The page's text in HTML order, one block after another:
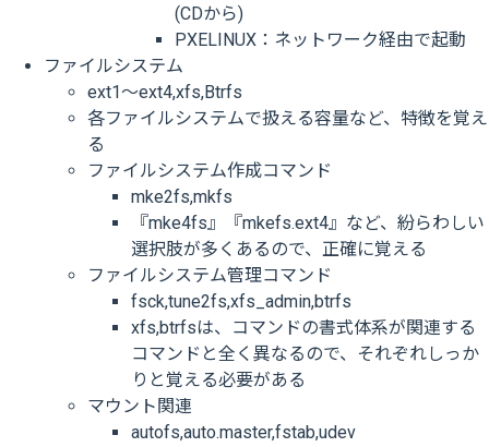
(CDから)
PXELINUX：ネットワーク経由で起動
ファイルシステム
ext1～ext4,xfs,Btrfs
各ファイルシステムで扱える容量など、特徴を覚え
る
ファイルシステム作成コマンド
mke2fs,mkfs
『mke4fs』『mkefs.ext4』など、紛らわしい
選択肢が多くあるので、正確に覚える
ファイルシステム管理コマンド
fsck,tune2fs,xfs_admin,btrfs
xfs,btrfsは、コマンドの書式体系が関連する
コマンドと全く異なるので、それぞれしっか
りと覚える必要がある
マウント関連
autofs,auto.master,fstab,udev